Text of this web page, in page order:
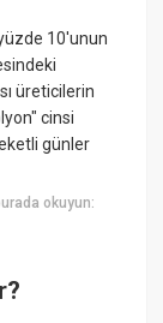
10'unun
üreticilerin
cinsi
günler
okuyun: